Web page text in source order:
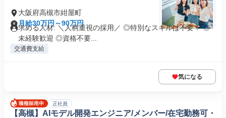
大阪府高槻市紺屋町
月給30万円～90万円
求める人材: ＼人柄重視の採用／ ◎特別なスキルは不要！ ◎
未経験歓迎 ◎資格不要...
交通費支給
気になる
正社員
【高槻】AIモデル開発エンジニア/メンバー/在宅勤務可・